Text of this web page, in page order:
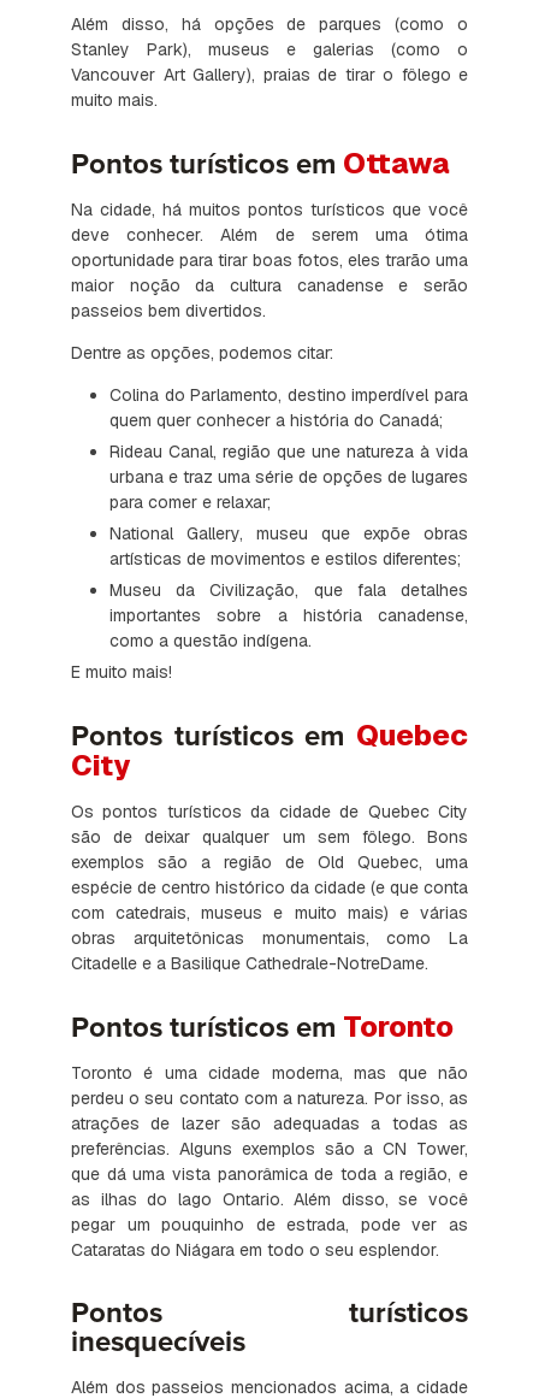
Além disso, há opções de parques (como o
Stanley Park), museus e galerias (como o
Vancouver Art Gallery), praias de tirar o fôlego e
muito mais.
Pontos turísticos em Ottawa
Na cidade, há muitos pontos turísticos que você
deve conhecer. Além de serem uma ótima
oportunidade para tirar boas fotos, eles trarão uma
maior noção da cultura canadense e serão
passeios bem divertidos.
Dentre as opções, podemos citar:
Colina do Parlamento, destino imperdível para
quem quer conhecer a história do Canadá;
Rideau Canal, região que une natureza à vida
urbana e traz uma série de opções de lugares
para comer e relaxar;
National Gallery, museu que expõe obras
artísticas de movimentos e estilos diferentes;
Museu da Civilização, que fala detalhes
importantes sobre a história canadense,
como a questão indígena.
E muito mais!
Pontos turísticos em Quebec
City
Os pontos turísticos da cidade de Quebec City
são de deixar qualquer um sem fôlego. Bons
exemplos são a região de Old Quebec, uma
espécie de centro histórico da cidade (e que conta
com catedrais, museus e muito mais) e várias
obras arquitetônicas monumentais, como La
Citadelle e a Basilique Cathedrale-NotreDame.
Pontos turísticos em Toronto
Toronto é uma cidade moderna, mas que não
perdeu o seu contato com a natureza. Por isso, as
atrações de lazer são adequadas a todas as
preferências. Alguns exemplos são a CN Tower,
que dá uma vista panorâmica de toda a região, e
as ilhas do lago Ontario. Além disso, se você
pegar um pouquinho de estrada, pode ver as
Cataratas do Niágara em todo o seu esplendor.
Pontos turísticos
inesquecíveis
Além dos passeios mencionados acima, a cidade